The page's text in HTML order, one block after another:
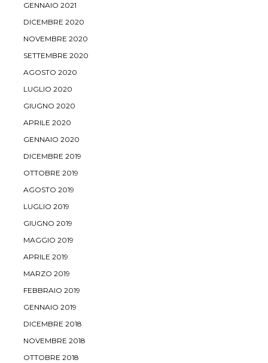
GENNAIO 2021
DICEMBRE 2020
NOVEMBRE 2020
SETTEMBRE 2020
AGOSTO 2020
LUGLIO 2020
GIUGNO 2020
APRILE 2020
GENNAIO 2020
DICEMBRE 2019
OTTOBRE 2019
AGOSTO 2019
LUGLIO 2019
GIUGNO 2019
MAGGIO 2019
APRILE 2019
MARZO 2019
FEBBRAIO 2019
GENNAIO 2019
DICEMBRE 2018
NOVEMBRE 2018
OTTOBRE 2018